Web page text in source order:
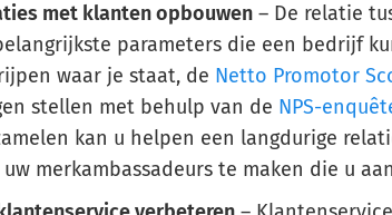
met klanten opbouwen – De relatie
parameters die een bedrijf
waar je staat, de Netto Promotor
stellen met behulp van de NPS-
kan u helpen een langdurige
uw merkambassadeurs te maken die u